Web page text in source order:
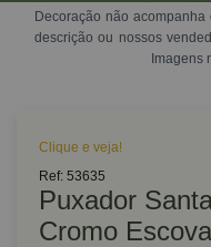
Decoração não
descrição ou nossos
Imagens
Clique e veja!
Ref: 53635
Puxador
Cromo